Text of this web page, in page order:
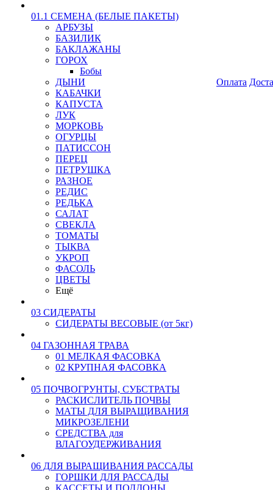
01.1 СЕМЕНА (БЕЛЫЕ ПАКЕТЫ)
АРБУЗЫ
БАЗИЛИК
БАКЛАЖАНЫ
ГОРОХ
Бобы
ДЫНИ
КАБАЧКИ
КАПУСТА
ЛУК
МОРКОВЬ
ОГУРЦЫ
ПАТИССОН
ПЕРЕЦ
ПЕТРУШКА
РАЗНОЕ
РЕДИС
РЕДЬКА
САЛАТ
СВЕКЛА
ТОМАТЫ
ТЫКВА
УКРОП
ФАСОЛЬ
ЦВЕТЫ
Ещё
03 СИДЕРАТЫ
СИДЕРАТЫ ВЕСОВЫЕ (от 5кг)
04 ГАЗОННАЯ ТРАВА
01 МЕЛКАЯ ФАСОВКА
02 КРУПНАЯ ФАСОВКА
05 ПОЧВОГРУНТЫ, СУБСТРАТЫ
РАСКИСЛИТЕЛЬ ПОЧВЫ
МАТЫ ДЛЯ ВЫРАЩИВАНИЯ
МИКРОЗЕЛЕНИ
СРЕДСТВА для
ВЛАГОУДЕРЖИВАНИЯ
06 ДЛЯ ВЫРАЩИВАНИЯ РАССАДЫ
ГОРШКИ ДЛЯ РАССАДЫ
КАССЕТЫ И ПОДДОНЫ
Оплата